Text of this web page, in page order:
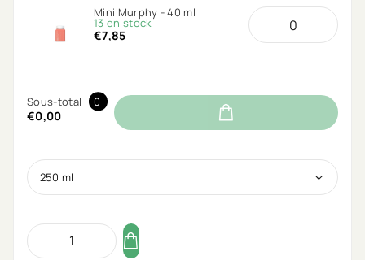
Mini Murphy - 40 ml
13 en stock
€7,85
Sous-total 0
€0,00